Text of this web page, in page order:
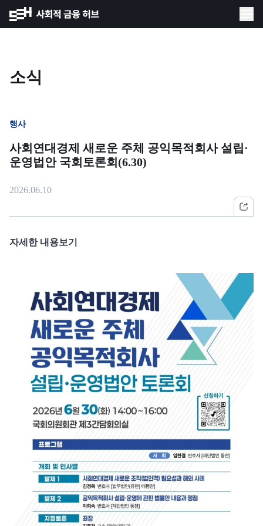
소식
행사
사회연대경제 새로운 주체 공익목적회사 설립·
운영법안 국회토론회(6.30)
2026.06.10
자세한 내용보기